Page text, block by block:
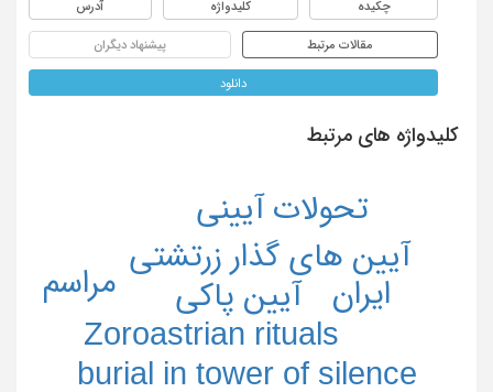
چکیده کلیدواژه آدرس
مقالات مرتبط پیشنهاد دیگران
دانلود
کلیدواژه های مرتبط
burial in tower of silence
Zoroastrian rituals
آیین پاکی
آیین های گذار زرتشتی
تحولات آیینی
ایران مراسم